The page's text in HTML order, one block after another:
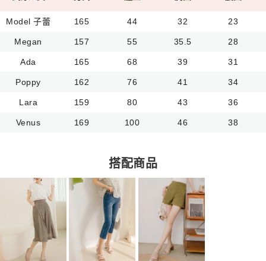
Model 子蕾 165 44 32 23
Megan 157 55 35.5 28
Ada 165 68 39 31
Poppy 162 76 41 34
Lara 159 80 43 36
Venus 169 100 46 38
搭配商品